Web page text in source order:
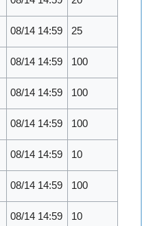
08/14 14:59 25
08/14 14:59 100
08/14 14:59 100
08/14 14:59 100
08/14 14:59 10
08/14 14:59 100
08/14 14:59 10